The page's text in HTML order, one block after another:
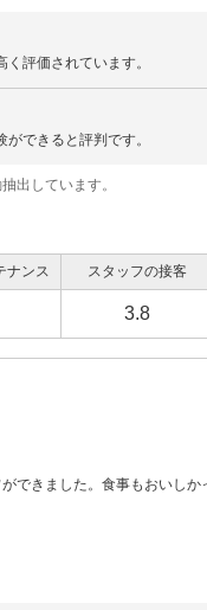
評価されています。
できると評判です。
出しています。
ナンス スタッフの接客
3.8
できました。食事もおいし